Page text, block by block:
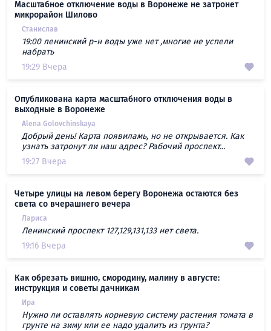
Масштабное отключение воды в Воронеже не затронет
микрорайон Шилово
Станислав
19:00 ленинский р-н воды уже нет ,многие не успели
набрать
19:29 Вчера
Опубликована карта масштабного отключения воды в
выходные в Воронеже
Alena Golovchinskaya
Добрый день! Карта появиламь, но не открывается. Как
узнать затронут ли наш адрес? Рабочий проспект...
19:27 Вчера
Четыре улицы на левом берегу Воронежа остаются без
света со вчерашнего вечера
Лариса
Ленинский проспект 127,129,131,133 нет света.
19:16 Вчера
Как обрезать вишню, смородину, малину в августе:
инструкция и советы дачникам
Ира
Нужно ли оставлять корневую систему растения томата в
грунте на зиму или ее надо удалить из грунта?